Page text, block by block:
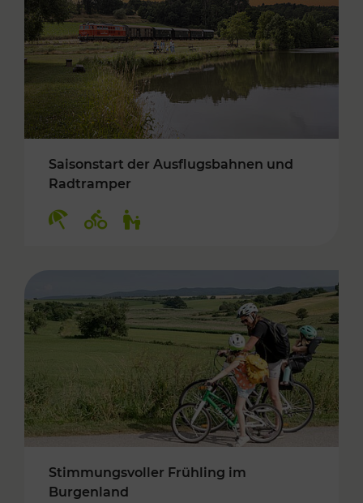
Saisonstart der Ausflugsbahnen und
Radtramper
Stimmungsvoller Frühling im
Burgenland